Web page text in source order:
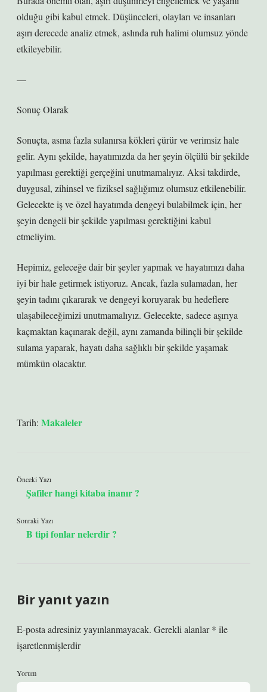
olduğu gibi kabul etmek. Düşünceleri, olayları ve insanları
aşırı derecede analiz etmek, aslında ruh halimi olumsuz yönde
etkileyebilir.
—
Sonuç Olarak
Sonuçta, asma fazla sulanırsa kökleri çürür ve verimsiz hale
gelir. Aynı şekilde, hayatımızda da her şeyin ölçülü bir şekilde
yapılması gerektiği gerçeğini unutmamalıyız. Aksi takdirde,
duygusal, zihinsel ve fiziksel sağlığımız olumsuz etkilenebilir.
Gelecekte iş ve özel hayatımda dengeyi bulabilmek için, her
şeyin dengeli bir şekilde yapılması gerektiğini kabul
etmeliyim.
Hepimiz, geleceğe dair bir şeyler yapmak ve hayatımızı daha
iyi bir hale getirmek istiyoruz. Ancak, fazla sulamadan, her
şeyin tadını çıkararak ve dengeyi koruyarak bu hedeflere
ulaşabileceğimizi unutmamalıyız. Gelecekte, sadece aşırıya
kaçmaktan kaçınarak değil, aynı zamanda bilinçli bir şekilde
sulama yaparak, hayatı daha sağlıklı bir şekilde yaşamak
mümkün olacaktır.
Tarih: Makaleler
Önceki Yazı
Şafiler hangi kitaba inanır ?
Sonraki Yazı
B tipi fonlar nelerdir ?
Bir yanıt yazın
E-posta adresiniz yayınlanmayacak. Gerekli alanlar* ile
işaretlenmişlerdir
Yorum